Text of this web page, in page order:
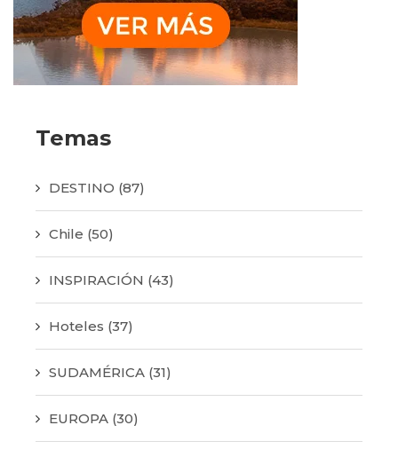
Temas
DESTINO (87)
Chile (50)
INSPIRACIÓN (43)
Hoteles (37)
SUDAMÉRICA (31)
EUROPA (30)